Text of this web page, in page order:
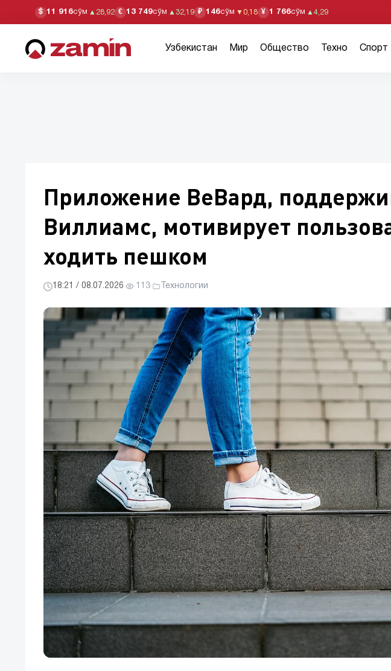
$ 11 916сўм ▲ 28,92 € 13 749сўм ▲ 32,19 ₽ 146сўм ▼ 0,18 ¥ 1 766сўм ▲ 4,29
Узбекистан Мир Общество Техно Спорт
Приложение ВеВард,
Виллиамс, мотивирует
ходить пешком
18:21 / 08.07.2026· 113· Технологии